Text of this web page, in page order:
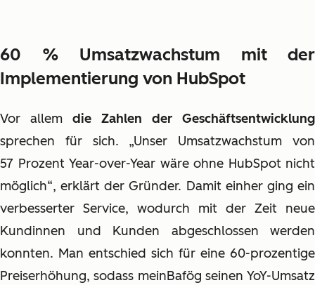
60 % Umsatzwachstum mit der
Implementierung von HubSpot
Vor allem die Zahlen der Geschäftsentwicklung
sprechen für sich. „Unser Umsatzwachstum von
57 Prozent Year-over-Year wäre ohne HubSpot nicht
möglich“, erklärt der Gründer. Damit einher ging ein
verbesserter Service, wodurch mit der Zeit neue
Kundinnen und Kunden abgeschlossen werden
konnten. Man entschied sich für eine 60-prozentige
Preiserhöhung, sodass meinBafög seinen YoY-Umsatz